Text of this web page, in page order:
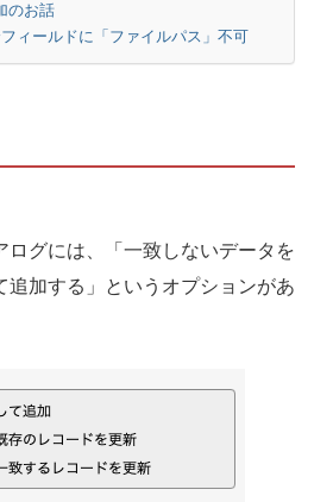
のお話
ィールドに「ファイルパス」不可
ログには、「一致しないデータを
追加する」というオプションがあ